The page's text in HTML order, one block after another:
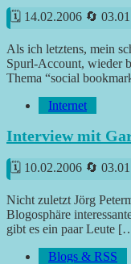
14.02.2006
Als ich letztens, mein
Spurl-Account, wieder
Thema “social
Internet
Interview mit
10.02.2006
Nicht zuletzt Jörg
Blogosphäre
gibt es ein paar Leute
Blogs & RSS